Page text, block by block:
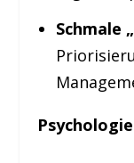
Schmale
Psychologie